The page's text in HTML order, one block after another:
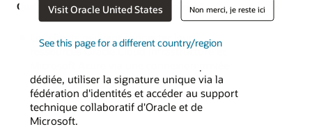
Visit Oracle United States Non merci, je reste ici
See this page for a different country/region
Quels sont leséléments clés du partenariat?
Les clients peuvent connecter leurs
ressources Oracle Cloud Infrastructure et
dédiée, utiliser la signature unique via la
fédération d'identités et accéder au support
technique collaboratif d'Oracle et de
Microsoft.